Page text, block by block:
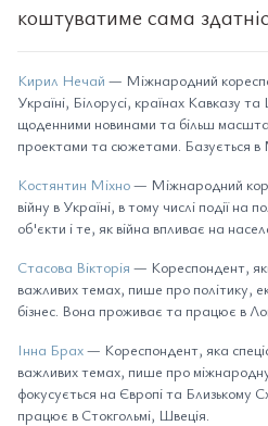
коштуватиме сама
Кирил Нечай — Міжнародний
Україні, Білорусі, країнах Кавказу
щоденними новинами та більш
проектами та сюжетами. Базується в
Костянтин Міхно— Міжнародний
війну в Україні, в тому числі події на
об'єкти і те, як війна впливає на
Стасова Вікторія — Кореспондент,
важливих темах, пише про політику,
бізнес. Вона проживає та працює в
Інна Брах— Кореспондент, яка
важливих темах, пише про міжнародну
фокусується на Європі та Близькому
працює в Стокгольмі, Швеція.